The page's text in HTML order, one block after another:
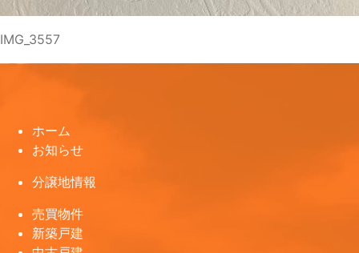
IMG_3557
ホーム
お知らせ
分譲地情報
売買物件
新築戸建